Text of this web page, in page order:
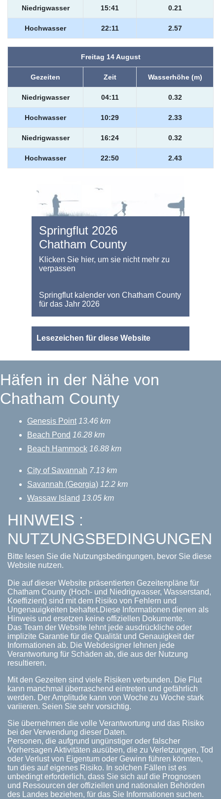
Niedrigwasser 15:41 0.21
Hochwasser 22:11 2.57
Freitag 14 August
Gezeiten Zeit Wasserhöhe (m)
Niedrigwasser 04:11 0.32
Hochwasser 10:29 2.33
Niedrigwasser 16:24 0.32
Hochwasser 22:50 2.43
Springflut 2026
Chatham County
Klicken Sie hier, um sie nicht mehr zu
verpassen
Springflut kalender von Chatham County
für das Jahr 2026
Lesezeichen für diese Website
Häfen in der Nähe von
Chatham County
Genesis Point 13.46 km
Beach Pond 16.28 km
Beach Hammock 16.88 km
City of Savannah 7.13 km
Savannah (Georgia) 12.2 km
Wassaw Island 13.05 km
HINWEIS :
NUTZUNGSBEDINGUNGEN
Bitte lesen Sie die Nutzungsbedingungen, bevor Sie diese
Website nutzen.
Die auf dieser Website präsentierten Gezeitenpläne für
Chatham County (Hoch- und Niedrigwasser, Wasserstand,
Koeffizient) sind mit dem Risiko von Fehlern und
Ungenauigkeiten behaftet.Diese Informationen dienen als
Hinweis und ersetzen keine offiziellen Dokumente.
Das Team der Website lehnt jede ausdrückliche oder
implizite Garantie für die Qualität und Genauigkeit der
Informationen ab. Die Webdesigner lehnen jede
Verantwortung für Schäden ab, die aus der Nutzung
resultieren.
Mit den Gezeiten sind viele Risiken verbunden. Die Flut
kann manchmal überraschend eintreten und gefährlich
werden. Der Amplitude kann von Woche zu Woche stark
variieren. Seien Sie sehr vorsichtig.
Sie übernehmen die volle Verantwortung und das Risiko
bei der Verwendung dieser Daten.
Personen, die aufgrund ungünstiger oder falscher
Vorhersagen Aktivitäten ausüben, die zu Verletzungen, Tod
oder Verlust von Eigentum oder Gewinn führen könnten,
tun dies auf eigenes Risiko. In solchen Fällen ist es
unbedingt erforderlich, dass Sie sich auf die Prognosen
und Ressourcen der offiziellen und nationalen Behörden
des Landes beziehen, für das Sie Informationen suchen.